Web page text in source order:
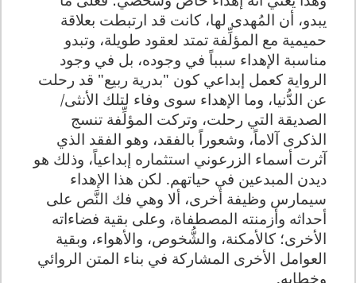
يبدو، أن المُهدى لها، كانت قد ارتبطت بعلاقة
حميمية مع المؤلِّفة تمتد لعقود طويلة، وتبدو
مناسبة الإهداء سبباً في وجوده، بل في وجود
الرواية كعمل إبداعي كون "بدرية ربيع" قد رحلت
عن الدُّنيا، وما الإهداء سوى وفاء لتلك الأنثى/
الصديقة التي رحلت، وتركت المؤلِّفة تنسج
الذكرى آلاماً، وشعوراً بالفقد، وهو الفقد الذي
آثرت أسماء الزرعوني استثماره إبداعياً، وذلك هو
ديدن المبدعين في حياتهم. لكن هذا الإهداء
سيمارس وظيفة أخرى، ألا وهي فك النَّص على
أحداثه وأزمنته المصطفاة، وعلى بقية فضاءاته
الأخرى؛ كالأمكنة، والشُّخوص، والأهواء، وبقية
العوامل الأخرى المشاركة في بناء المتن الروائي
وخطابه.